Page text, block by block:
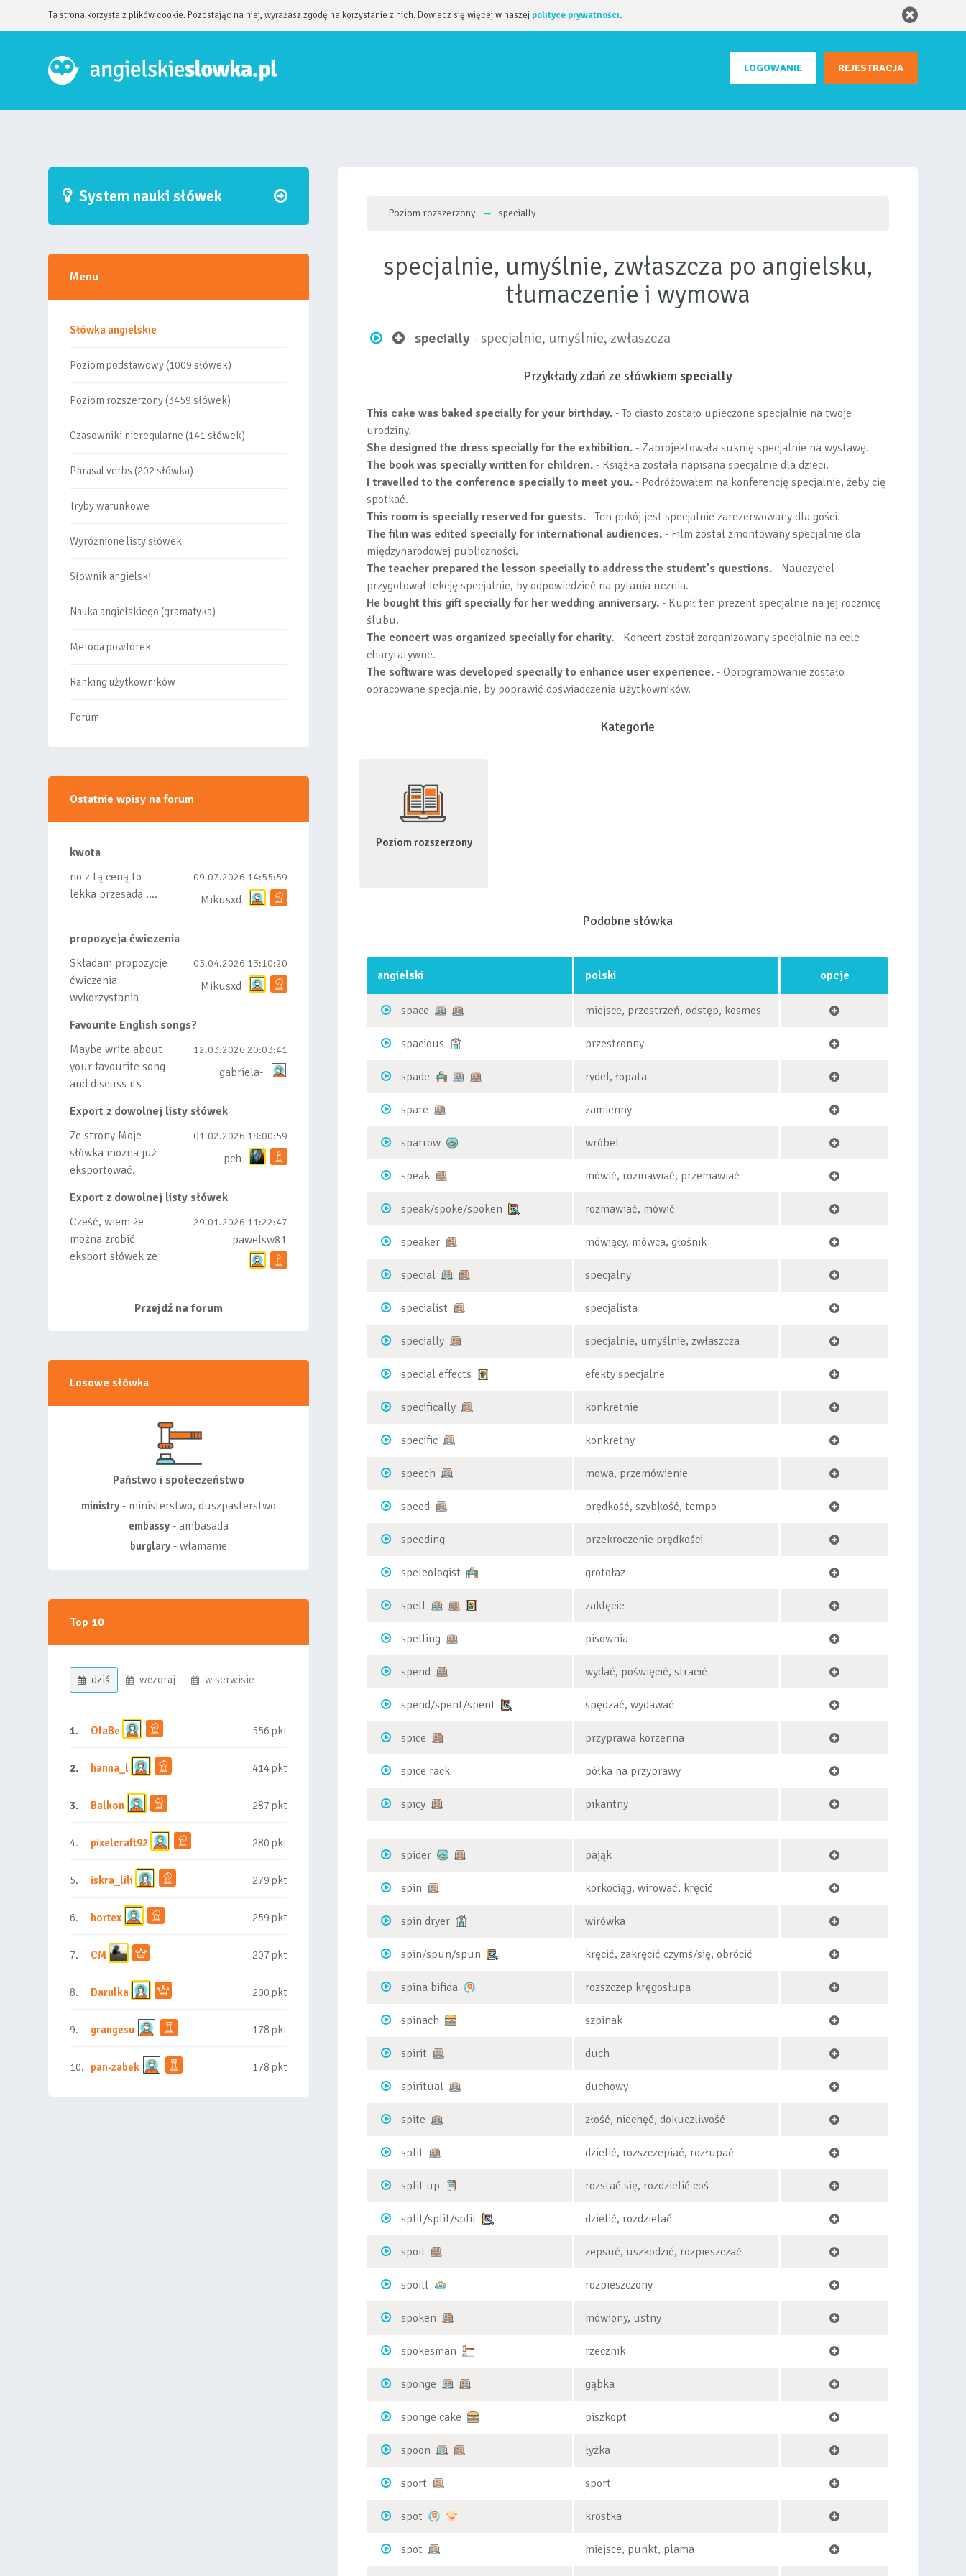
Ta strona korzysta z plików cookie. Pozostając na niej, wyrażasz zgodę na korzystanie z nich. Dowiedz się więcej w naszej polityce prywatności.
REJESTRACJA
LOGOWANIE
System nauki słówek
Menu
Słówka angielskie
Poziom podstawowy (1009 słówek)
Poziom rozszerzony (3459 słówek)
Czasowniki nieregularne (141 słówek)
Phrasal verbs (202 słówka)
Tryby warunkowe
Wyróżnione listy słówek
Słownik angielski
Nauka angielskiego (gramatyka)
Metoda powtórek
Ranking użytkowników
Forum
Ostatnie wpisy na forum
kwota
no z tą ceną to
lekka przesada ....
09.07.2026 14:55:59
Mikusxd
propozycja ćwiczenia
Składam propozycje
ćwiczenia
wykorzystania
lub dodanych do
listy, czy tez ze
wszys...
03.04.2026 13:10:20
Mikusxd
Favourite English songs?
Maybe write about
your favourite song
and discuss its
12.03.2026 20:03:41
gabriela-
Export z dowolnej listy słówek
Ze strony Moje
słówka można już
eksportować.
masowego importu
nie będę robił bo
wiąże się...
01.02.2026 18:00:59
pch
Export z dowolnej listy słówek
Cześć, wiem że
można zrobić
eksport słówek ze
wyróżnionych lis...
29.01.2026 11:22:47
pawelsw81
Przejdź na forum
Losowe słówka
Państwo i społeczeństwo
ministry - ministerstwo, duszpasterstwo
embassy - ambasada
burglary - włamanie
Top 10
dziś wczoraj w serwisie
1. OlaBe 556 pkt
2. hanna_l 414 pkt
3. Balkon 287 pkt
4. pixelcraft92 280 pkt
5. iskra_lili 279 pkt
6. hortex 259 pkt
7. CM 207 pkt
8. Darulka 200 pkt
9. grangesu 178 pkt
10. pan-zabek 178 pkt
Poziom rozszerzony specially
specjalnie, umyślnie, zwłaszcza po angielsku,
tłumaczenie i wymowa
specially - specjalnie, umyślnie, zwłaszcza
Przykłady zdań ze słówkiem specially
This cake was baked specially for your birthday. - To ciasto zostało upieczone specjalnie na twoje
urodziny.
She designed the dress specially for the exhibition. - Zaprojektowała suknię specjalnie na wystawę.
The book was specially written for children. - Książka została napisana specjalnie dla dzieci.
I travelled to the conference specially to meet you. - Podróżowałem na konferencję specjalnie, żeby cię
spotkać.
This room is specially reserved for guests. - Ten pokój jest specjalnie zarezerwowany dla gości.
The film was edited specially for international audiences. - Film został zmontowany specjalnie dla
międzynarodowej publiczności.
The teacher prepared the lesson specially to address the student's questions. - Nauczyciel
przygotował lekcję specjalnie, by odpowiedzieć na pytania ucznia.
He bought this gift specially for her wedding anniversary. - Kupił ten prezent specjalnie na jej rocznicę
ślubu.
The concert was organized specially for charity. - Koncert został zorganizowany specjalnie na cele
charytatywne.
The software was developed specially to enhance user experience. - Oprogramowanie zostało
opracowane specjalnie, by poprawić doświadczenia użytkowników.
Kategorie
Poziom rozszerzony
Podobne słówka
angielski polski opcje
space miejsce, przestrzeń, odstęp, kosmos
spacious przestronny
spade rydel, łopata
spare zamienny
sparrow wróbel
speak mówić, rozmawiać, przemawiać
speak/spoke/spoken rozmawiać, mówić
speaker mówiący, mówca, głośnik
special specjalny
specialist specjalista
specially specjalnie, umyślnie, zwłaszcza
special effects efekty specjalne
specifically konkretnie
specific konkretny
speech mowa, przemówienie
speed prędkość, szybkość, tempo
speeding przekroczenie prędkości
speleologist grotołaz
spell zaklęcie
spelling pisownia
spend wydać, poświęcić, stracić
spend/spent/spent spędzać, wydawać
spice przyprawa korzenna
spice rack półka na przyprawy
spicy pikantny
spider pająk
spin korkociąg, wirować, kręcić
spin dryer wirówka
spin/spun/spun kręcić, zakręcić czymś/się, obrócić
spina bifida rozszczep kręgosłupa
spinach szpinak
spirit duch
spiritual duchowy
spite złość, niechęć, dokuczliwość
split dzielić, rozszczepiać, rozłupać
split up rozstać się, rozdzielić coś
split/split/split dzielić, rozdzielać
spoil zepsuć, uszkodzić, rozpieszczać
spoilt rozpieszczony
spoken mówiony, ustny
spokesman rzecznik
sponge gąbka
sponge cake biszkopt
spoon łyżka
sport sport
spot krostka
spot miejsce, punkt, plama